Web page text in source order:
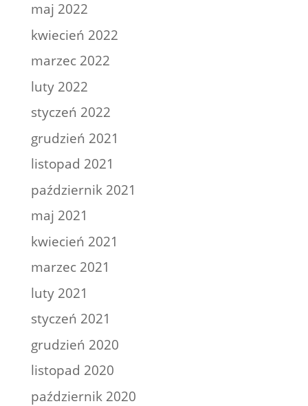
maj 2022
kwiecień 2022
marzec 2022
luty 2022
styczeń 2022
grudzień 2021
listopad 2021
październik 2021
maj 2021
kwiecień 2021
marzec 2021
luty 2021
styczeń 2021
grudzień 2020
listopad 2020
październik 2020